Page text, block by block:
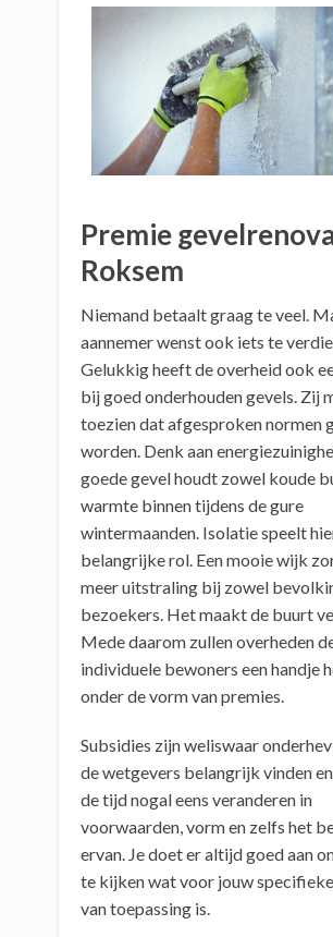
Premie
Roksem
Niemand betaalt graag te veel.
aannemer wenst ook iets te
Gelukkig heeft de overheid ook
bij goed onderhouden gevels. Zij
toezien dat afgesproken normen
worden. Denk aan
goede gevel houdt zowel koude
warmte binnen tijdens de gure
wintermaanden. Isolatie speelt
belangrijke rol. Een mooie wijk
meer uitstraling bij zowel
bezoekers. Het maakt de buurt
Mede daarom zullen overheden
individuele bewoners een handje
onder de vorm van premies.
Subsidies zijn weliswaar
de wetgevers belangrijk vinden
de tijd nogal eens veranderen in
voorwaarden, vorm en zelfs het
ervan. Je doet er altijd goed aan
te kijken wat voor jouw
van toepassing is.